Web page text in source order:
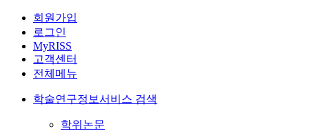
회원가입
로그인
MyRISS
고객센터
전체메뉴
학술연구정보서비스 검색
학위논문